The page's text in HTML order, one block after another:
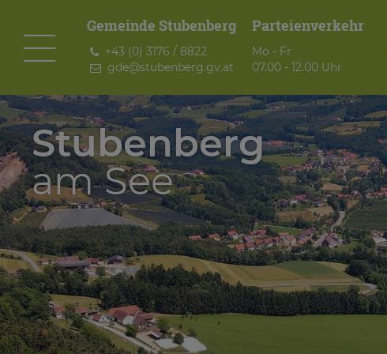
Stubenberg
am See
Gemeinde Stubenberg
+43 (0) 3176 / 8822
gde@stubenberg.gv.at
Parteienverkehr
Mo - Fr
07.00 - 12.00 Uhr